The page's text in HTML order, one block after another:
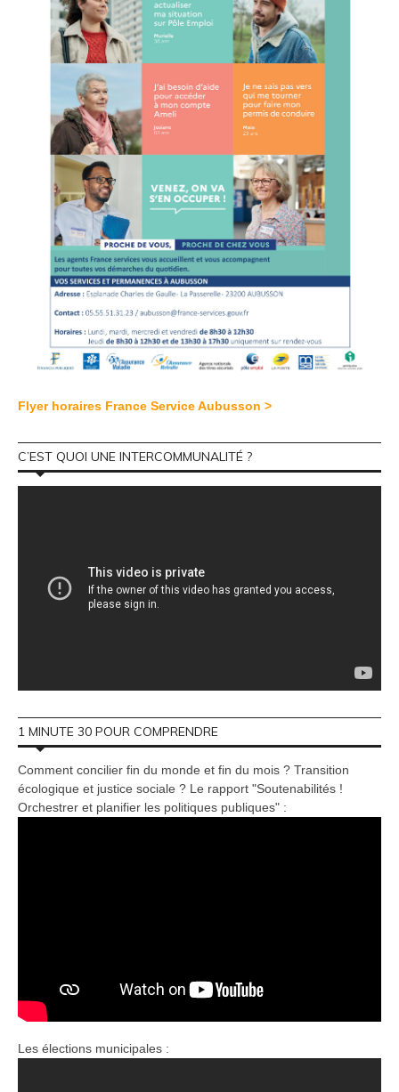
Flyer horaires France Service Aubusson >
C’EST QUOI UNE INTERCOMMUNALITÉ ?
1 MINUTE 30 POUR COMPRENDRE
Comment concilier fin du monde et fin du mois ? Transition
écologique et justice sociale ? Le rapport "Soutenabilités !
Orchestrer et planifier les politiques publiques" :
Les élections municipales :